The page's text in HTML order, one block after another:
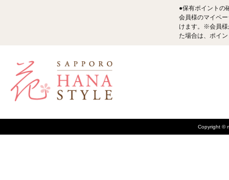
●保有ポイントの
会員様のマイペ
けます。※会員様
た場合は、ポイ
Copyright ©